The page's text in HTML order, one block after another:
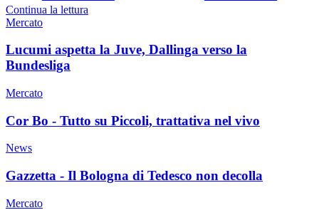
Continua la lettura
Mercato
Lucumi aspetta la Juve, Dallinga verso la
Bundesliga
Mercato
Cor Bo - Tutto su Piccoli, trattativa nel vivo
News
Gazzetta - Il Bologna di Tedesco non decolla
Mercato